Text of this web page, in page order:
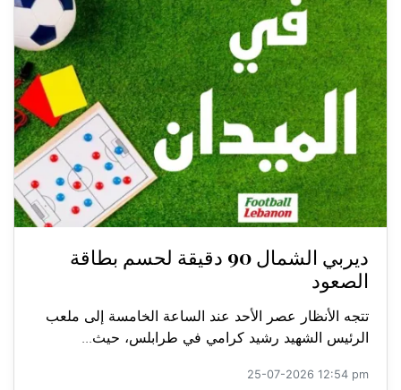
ديربي الشمال 90 دقيقة لحسم بطاقة
الصعود
تتجه الأنظار عصر الأحد عند الساعة الخامسة إلى ملعب
الرئيس الشهيد رشيد كرامي في طرابلس، حيث...
25-07-2026 12:54 pm